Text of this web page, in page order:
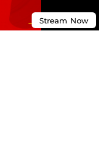
Stream Now